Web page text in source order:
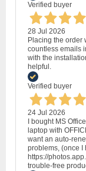
Verified buyer
28 Jul 2026
Placing the order
countless emails
with the
helpful.
Verified buyer
24 Jul 2026
I bought MS
laptop with
want an auto-
problems, (once I
https://
trouble-free